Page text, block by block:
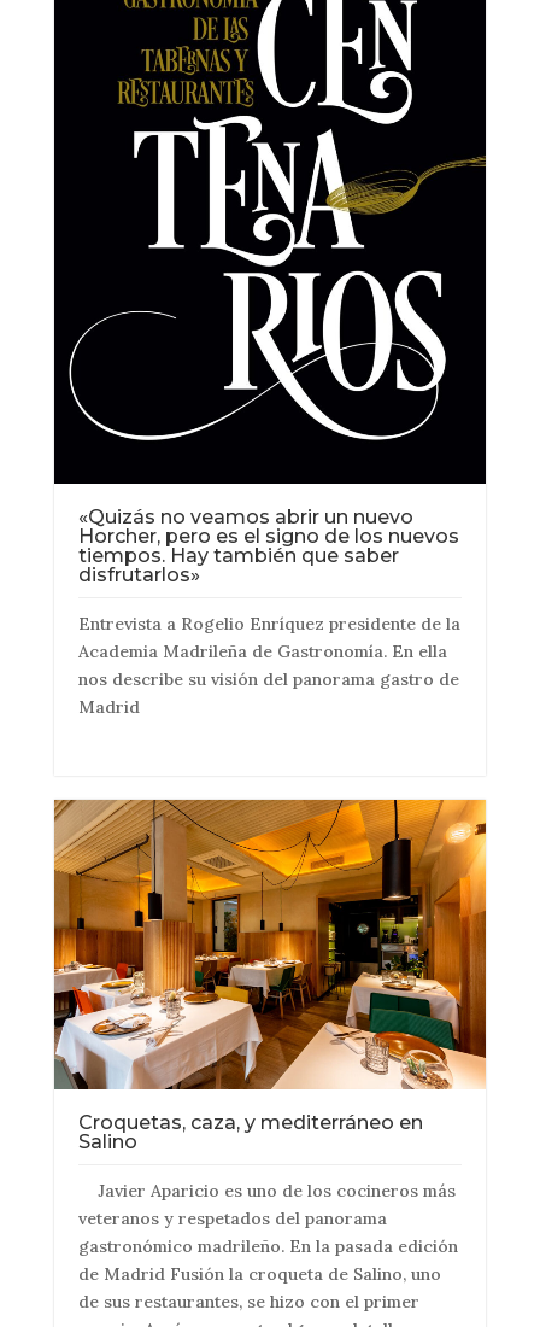
«Quizás no veamos abrir un nuevo
Horcher, pero es el signo de los nuevos
tiempos. Hay también que saber
disfrutarlos»
Entrevista a Rogelio Enríquez presidente de la
Academia Madrileña de Gastronomía. En ella
nos describe su visión del panorama gastro de
Madrid
Croquetas, caza, y mediterráneo en
Salino
Javier Aparicio es uno de los cocineros más
veteranos y respetados del panorama
gastronómico madrileño. En la pasada edición
de Madrid Fusión la croqueta de Salino, uno
de sus restaurantes, se hizo con el primer